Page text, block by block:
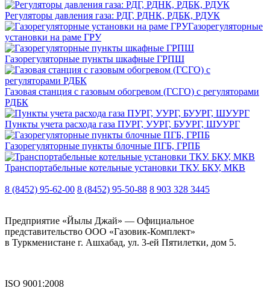
Регуляторы давления газа: РДГ, РДНК, РДБК, РДУК
Газорегуляторные
установки на раме ГРУ
Газорегуляторные пункты шкафные ГРПШ
Газовая станция с газовым обогревом (ГСГО) с регуляторами
РДБК
Пункты учета расхода газа ПУРГ, УУРГ, БУУРГ, ШУУРГ
Газорегуляторные пункты блочные ПГБ, ГРПБ
Транспортабельные котельные установки ТКУ. БКУ, МКВ
8 (8452) 95-62-00 8 (8452) 95-50-88 8 903 328 3445
Предприятие «Йылы Джай» — Официальное
представительство ООО «Газовик-Комплект»
в Туркменистане г. Ашхабад, ул. 3-ей Пятилетки, дом 5.
ISO 9001:2008